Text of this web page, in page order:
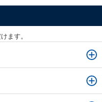
ます。